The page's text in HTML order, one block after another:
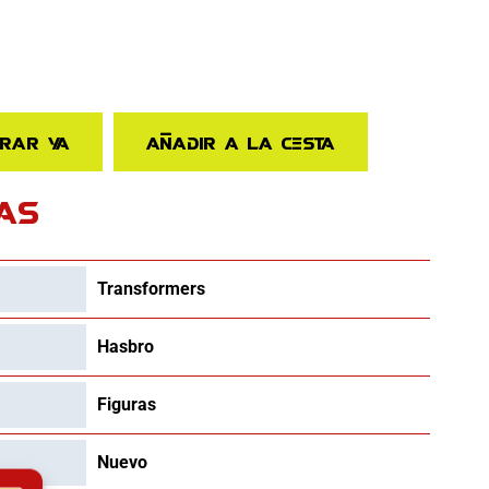
ya Añadir a la cesta
Transformers
Hasbro
Figuras
Nuevo